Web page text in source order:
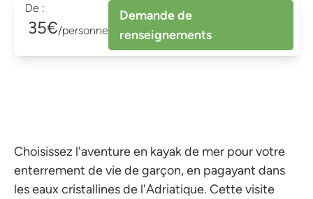
De :
35€/personne
Demande de
renseignements
Choisissez l'aventure en kayak de mer pour votre
enterrement de vie de garçon, en pagayant dans
les eaux cristallines de l'Adriatique. Cette visite